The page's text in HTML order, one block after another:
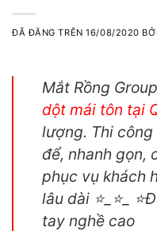
ĐÃ ĐĂNG TRÊN16/08/2020 BỞI
Mắt Rồng
dột mái tôn tại
lượng. Thi
để, nhanh gọn,
phục vụ khách
lâu dài ⭐_⭐_
tay nghề cao